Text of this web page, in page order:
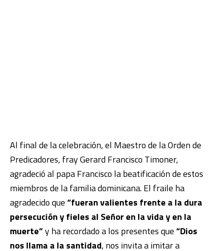
Al final de la celebración, el Maestro de la Orden de
Predicadores, fray Gerard Francisco Timoner,
agradeció al papa Francisco la beatificación de estos
miembros de la familia dominicana.El fraile ha
agradecido que“fueran valientes frente a la dura
persecución y fieles al Señor en la vida y en la
muerte”y ha recordado a los presentes que“Dios
nos llama a la santidad, nos invita a imitar a